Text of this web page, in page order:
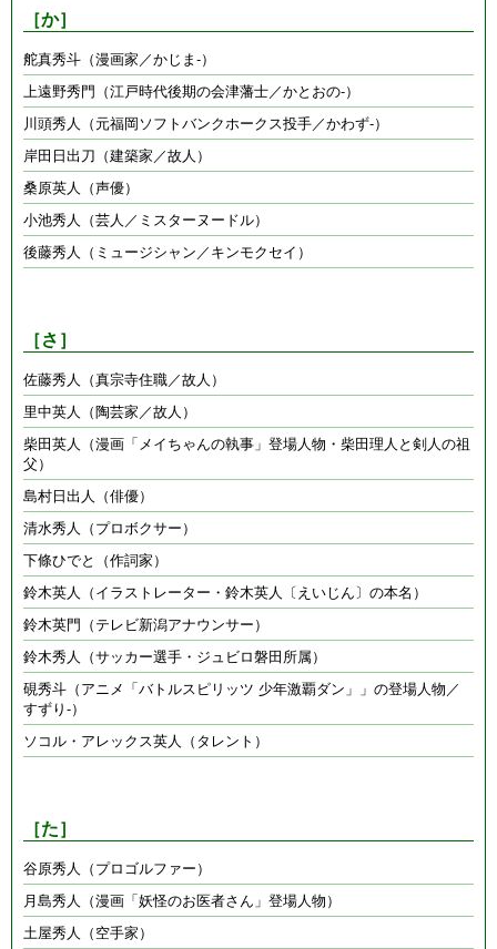
［か］
舵真秀斗（漫画家／かじま-）
上遠野秀門（江戸時代後期の会津藩士／かとおの-）
川頭秀人（元福岡ソフトバンクホークス投手／かわず-）
岸田日出刀（建築家／故人）
桑原英人（声優）
小池秀人（芸人／ミスターヌードル）
後藤秀人（ミュージシャン／キンモクセイ）
［さ］
佐藤秀人（真宗寺住職／故人）
里中英人（陶芸家／故人）
柴田英人（漫画「メイちゃんの執事」登場人物・柴田理人と剣人の祖
父）
島村日出人（俳優）
清水秀人（プロボクサー）
下條ひでと（作詞家）
鈴木英人（イラストレーター・鈴木英人〔えいじん〕の本名）
鈴木英門（テレビ新潟アナウンサー）
鈴木秀人（サッカー選手・ジュビロ磐田所属）
硯秀斗（アニメ「バトルスピリッツ 少年激覇ダン」」の登場人物／
すずり-）
ソコル・アレックス英人（タレント）
［た］
谷原秀人（プロゴルファー）
月島秀人（漫画「妖怪のお医者さん」登場人物）
土屋秀人（空手家）